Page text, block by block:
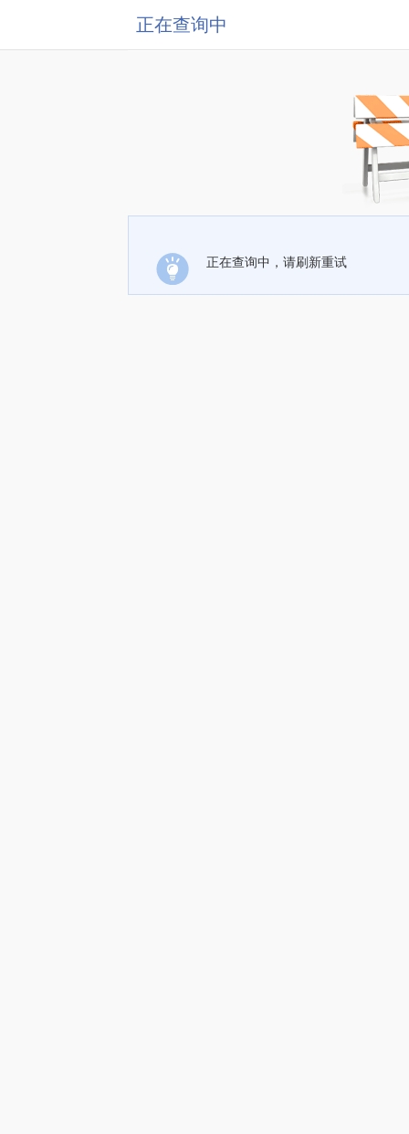
正在查询中
正在查询中，请刷新重试